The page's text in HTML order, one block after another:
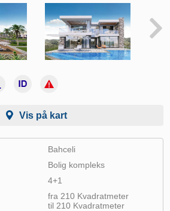
Vis på kart
Bahceli
Bolig kompleks
4+1
fra 210 Kvadratmeter
til 210 Kvadratmeter